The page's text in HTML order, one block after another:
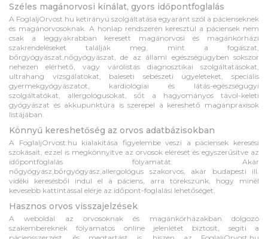
Széles magánorvosi kínálat, gyors időpontfoglalás
A FoglaljOrvost.hu kétirányú szolgáltatása egyaránt szól a pácienseknek
és magánorvosoknak. A honlap rendszerén keresztül a páciensek nem
csak a leggyakrabban keresett magánorvosi és magánkórházi
szakrendeléseket találják meg, mint a fogászat,
bőrgyógyászat,nőgyógyászat, de az állami egészségügyben sokszor
nehezen elérhető, vagy várólistás diagnosztikai szolgáltatásokat,
ultrahang vizsgálatokat, baleseti sebészeti ügyeleteket, speciális
gyermekgyógyászatot, kardiológiai és látás-egészségügyi
szolgáltatókat, allergológusokat, sőt a hagyományos távol-keleti
gyógyászat és akkupunktúra is szerepel a kereshető magánpraxisok
listájában.
Könnyű kereshetőség az orvos adatbázisokban
A FoglaljOrvost.hu kialakítása figyelembe veszi a páciensek keresési
szokásait, ezzel is megkönnyítve az orvosok elérését és egyszerűsítve az
időpontfoglalás folyamatát. Akár
nőgyógyász,bőrgyógyász,allergológus szakorvos, akár budapesti ill.
vidéki keresésből indul el a páciens, arra törekszünk, hogy minél
kevesebb kattintással elérje az időpont-foglalási lehetőséget.
Hasznos orvos visszajelzések
A weboldal az orvosoknak és magánkórházakban dolgozó
szakembereknek folyamatos online jelenlétet biztosít, segíti a